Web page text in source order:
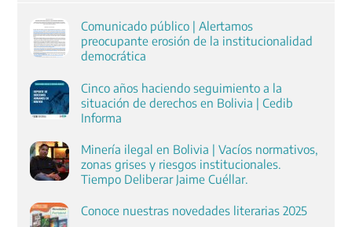
Comunicado público | Alertamos
preocupante erosión de la institucionalidad
democrática
Cinco años haciendo seguimiento a la
situación de derechos en Bolivia | Cedib
Informa
Minería ilegal en Bolivia | Vacíos normativos,
zonas grises y riesgos institucionales.
Tiempo Deliberar Jaime Cuéllar.
Conoce nuestras novedades literarias 2025